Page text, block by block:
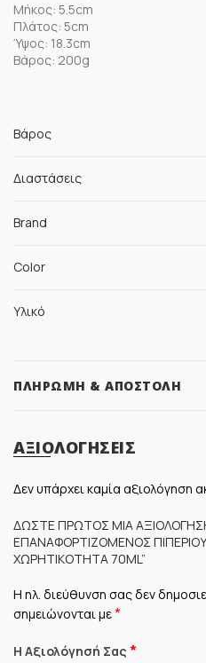
Μήκος: 5.5cm
Πλάτος: 5cm
Ύψος: 18.3cm
Βάρος: 200g
Βάρος
Διαστάσεις
Brand
Color
Υλικό
ΠΛΗΡΩΜΉ & ΑΠΟΣΤΟΛΉ
ΑΞΙΟΛΟΓΉΣΕΙΣ
Δεν υπάρχει καμία αξιολόγηση
ΔΏΣΤΕ ΠΡΏΤΟΣ ΜΊΑ
ΕΠΑΝΑΦΟΡΤΙΖΌΜΕΝΟΣ
ΧΩΡΗΤΙΚΌΤΗΤΑ 70ML”
Η ηλ. διεύθυνση σας δεν
σημειώνονται με*
Η Αξιολόγησή Σας *